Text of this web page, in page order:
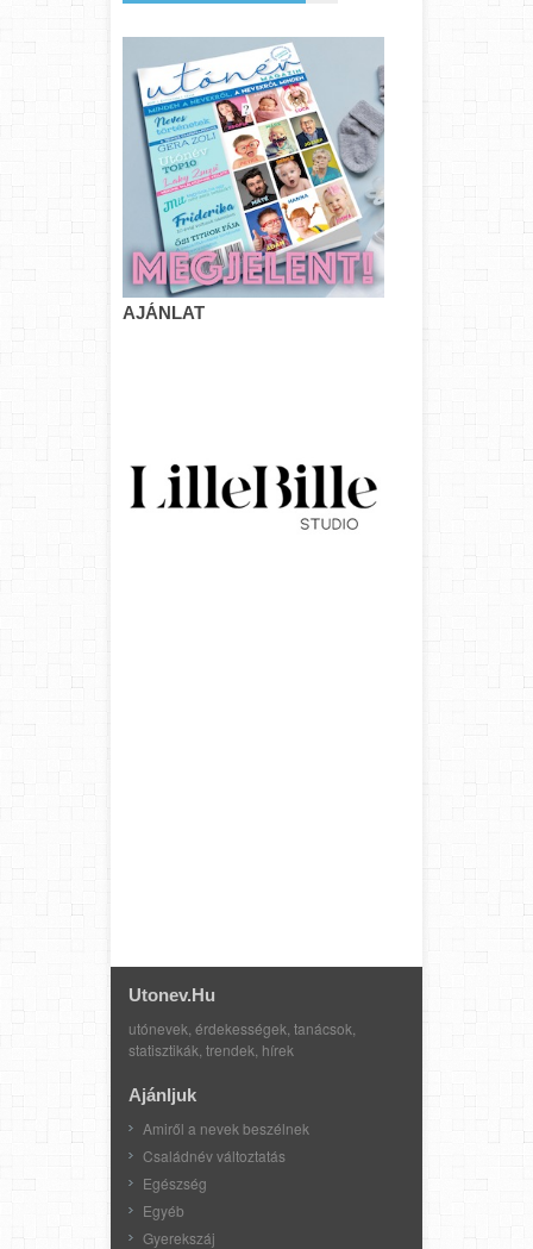
AJÁNLAT
Utonev.hu
utónevek, érdekességek, tanácsok,
statisztikák, trendek, hírek
Ajánljuk
Amiről a nevek beszélnek
Családnév változtatás
Egészség
Egyéb
Gyerekszáj